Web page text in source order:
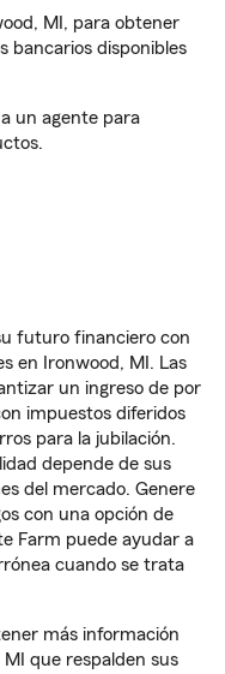
MI, para obtener
bancarios disponibles
a un agente para
futuro financiero con
en Ironwood, MI. Las
un ingreso de por
impuestos diferidos
para la jubilación.
depende de sus
del mercado. Genere
con una opción de
Farm puede ayudar a
cuando se trata
más información
que respalden sus